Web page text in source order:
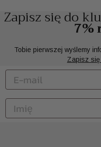
Zapisz się do
7%
Tobie pierwszej wyślemy
Zapisz